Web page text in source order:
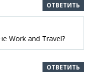
ОТВЕТИТЬ
Work and Travel?
ОТВЕТИТЬ